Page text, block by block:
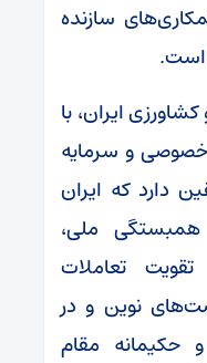
سازنده
است.
ایران، با
و سرمایه
دارد که ایران
همبستگی ملی،
تعاملات
نوین و در
حکیمانه مقام